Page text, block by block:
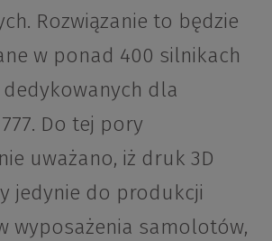
Rozwiązanie to będzie
w ponad 400 silnikach
dedykowanych dla
Do tej pory
uważano, iż druk 3D
jedynie do produkcji
wyposażenia samolotów,